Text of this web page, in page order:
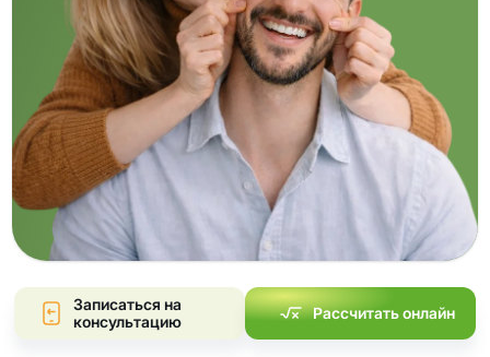
Записаться на
консультацию
Рассчитать онлайн